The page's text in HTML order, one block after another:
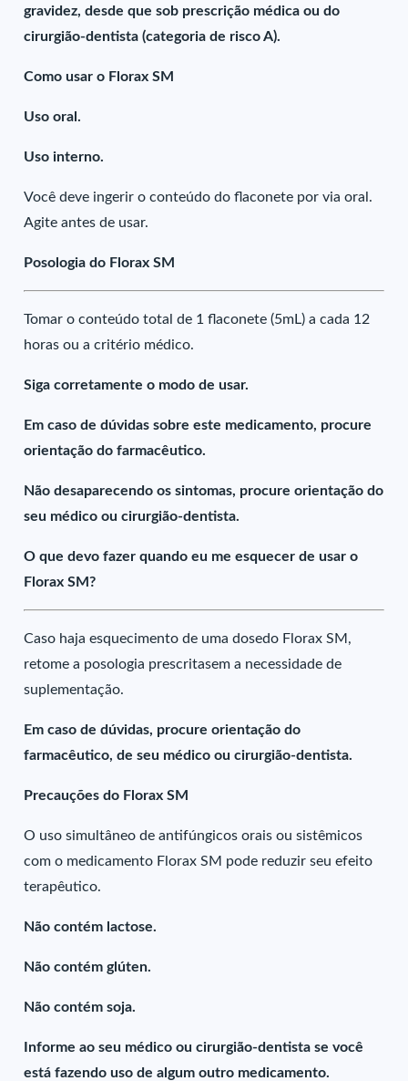
gravidez, desde que sob prescrição médica ou do
cirurgião-dentista (categoria de risco A).
Como usar o Florax SM
Uso oral.
Uso interno.
Você deve ingerir o conteúdo do flaconete por via oral.
Agite antes de usar.
Posologia do Florax SM
Tomar o conteúdo total de 1 flaconete (5mL) a cada 12
horas ou a critério médico.
Siga corretamente o modo de usar.
Em caso de dúvidas sobre este medicamento, procure
orientação do farmacêutico.
Não desaparecendo os sintomas, procure orientação do
seu médico ou cirurgião-dentista.
O que devo fazer quando eu me esquecer de usar o
Florax SM?
Caso haja esquecimento de uma dosedo Florax SM,
retome a posologia prescritasem a necessidade de
suplementação.
Em caso de dúvidas, procure orientação do
farmacêutico, de seu médico ou cirurgião-dentista.
Precauções do Florax SM
O uso simultâneo de antifúngicos orais ou sistêmicos
com o medicamento Florax SM pode reduzir seu efeito
terapêutico.
Não contém lactose.
Não contém glúten.
Não contém soja.
Informe ao seu médico ou cirurgião-dentista se você
está fazendo uso de algum outro medicamento.